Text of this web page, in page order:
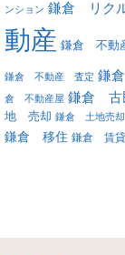
ンション 鎌倉 リク
動産 鎌倉 不動
鎌倉 不動産 査定 鎌
倉 不動産屋 鎌倉 古
地 売却 鎌倉 土地売却
鎌倉 移住 鎌倉 賃貸